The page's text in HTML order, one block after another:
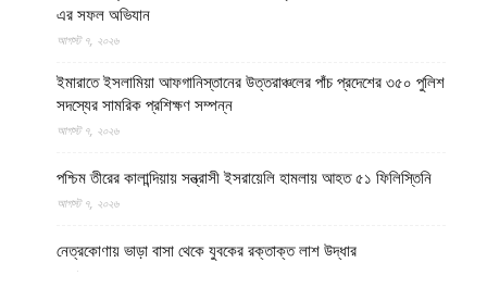
এর সফল অভিযান
আগস্ট ৭, ২০২৬
ইমারাতে ইসলামিয়া আফগানিস্তানের উত্তরাঞ্চলের পাঁচ প্রদেশের ৩৫০ পুলিশ
সদস্যের সামরিক প্রশিক্ষণ সম্পন্ন
আগস্ট ৭, ২০২৬
পশ্চিম তীরের কালান্দিয়ায় সন্ত্রাসী ইসরায়েলি হামলায় আহত ৫১ ফিলিস্তিনি
আগস্ট ৭, ২০২৬
নেত্রকোণায় ভাড়া বাসা থেকে যুবকের রক্তাক্ত লাশ উদ্ধার
আগস্ট ৭, ২০২৬